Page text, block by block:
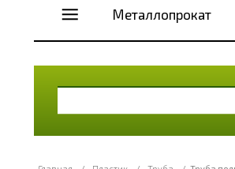
Металлопрокат